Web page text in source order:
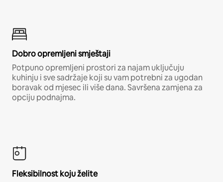
Dobro opremljeni smještaji
Potpuno opremljeni prostori za najam uključuju
kuhinju i sve sadržaje koji su vam potrebni za ugodan
boravak od mjesec ili više dana. Savršena zamjena za
opciju podnajma.
Fleksibilnost koju želite